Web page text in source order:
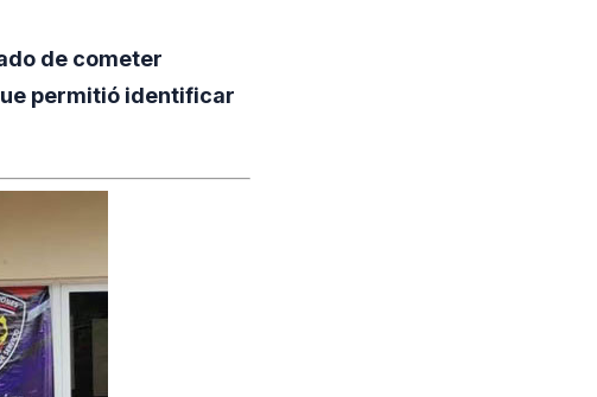
de cometer
permitió identificar